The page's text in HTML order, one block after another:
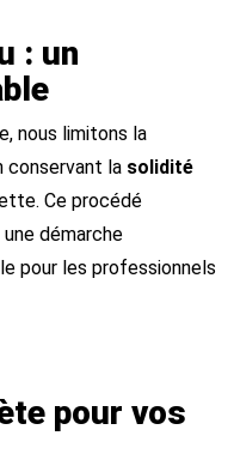
: un
nous limitons la
conservant la solidité
Ce procédé
démarche
pour les professionnels
pour vos